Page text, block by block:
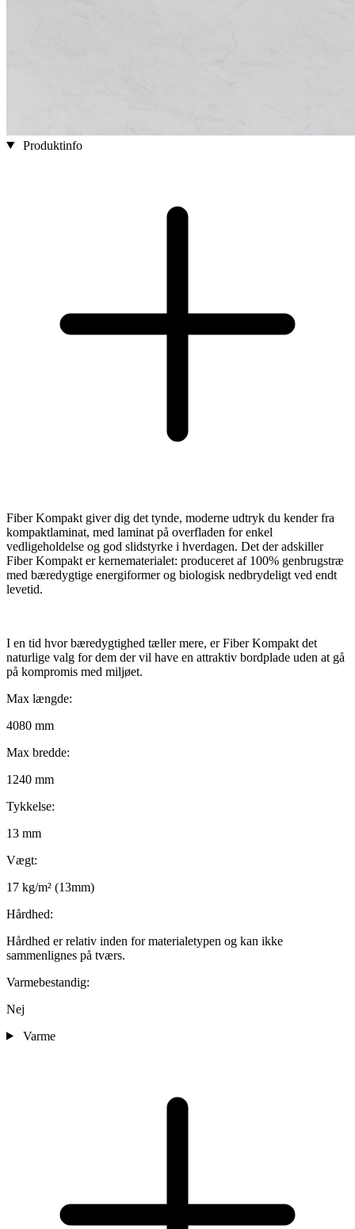
Produktinfo
Fiber Kompakt giver dig det tynde, moderne udtryk du kender fra
kompaktlaminat, med laminat på overfladen for enkel
vedligeholdelse og god slidstyrke i hverdagen. Det der adskiller
Fiber Kompakt er kernematerialet: produceret af 100% genbrugstræ
med bæredygtige energiformer og biologisk nedbrydeligt ved endt
levetid.
I en tid hvor bæredygtighed tæller mere, er Fiber Kompakt det
naturlige valg for dem der vil have en attraktiv bordplade uden at gå
på kompromis med miljøet.
Max længde:
4080 mm
Max bredde:
1240 mm
Tykkelse:
13 mm
Vægt:
17 kg/m² (13mm)
Hårdhed:
Hårdhed er relativ inden for materialetypen og kan ikke
sammenlignes på tværs.
Varmebestandig:
Nej
Varme